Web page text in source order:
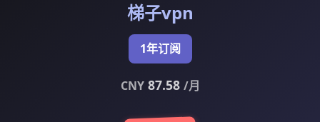
梯子vpn
1年订阅
CNY87.58 /月